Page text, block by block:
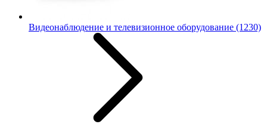
Видеонаблюдение и телевизионное оборудование (1230)